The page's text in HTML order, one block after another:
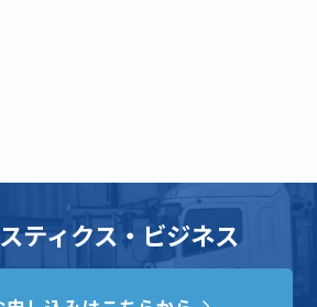
ティクス・ビジネス